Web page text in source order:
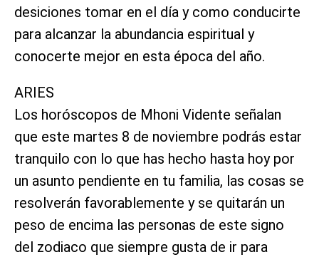
desiciones tomar en el día y como conducirte
para alcanzar la abundancia espiritual y
conocerte mejor en esta época del año.
ARIES
Los horóscopos de Mhoni Vidente señalan
que este martes 8 de noviembre podrás estar
tranquilo con lo que has hecho hasta hoy por
un asunto pendiente en tu familia, las cosas se
resolverán favorablemente y se quitarán un
peso de encima las personas de este signo
del zodiaco que siempre gusta de ir para